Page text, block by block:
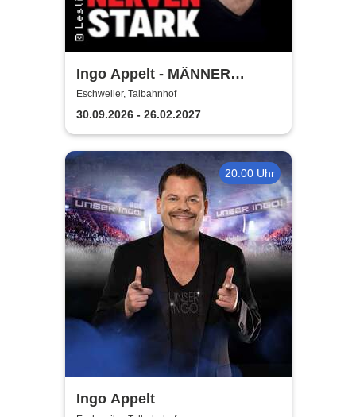
Ingo Appelt - MÄNNER
NERVEN STARK
Eschweiler, Talbahnhof
30.09.2026 - 26.02.2027
20:00 Uhr
Ingo Appelt